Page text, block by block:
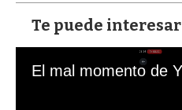
Te puede interesar